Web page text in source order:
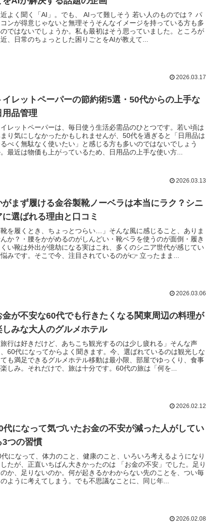
よく聞く「AI」。でも、 AIって難しそう 若い人のものでは？ パ
コンが得意じゃないと無理そうそんなイメージを持っている方も多
ではないでしょうか。私も最初はそう思っていました。ところが
、日常のちょっとした困りごとをAIが教えて...
2026.03.17
イレットペーパーの節約術5選・50代からの上手な
用品管理
イレットペーパーは、毎日使う生活必需品のひとつです。若い頃は
り気にしなかったかもしれませんが、50代を過ぎると「日用品は
べく無駄なく使いたい」と感じる方も多いのではないでしょう
最近は物価も上がっているため、日用品の上手な使い方...
2026.03.13
がまず履ける金谷製靴ノーベラは本当にラク？シニ
に選ばれる理由と口コミ
靴を履くとき、ちょっとつらい…」そんな風に感じること、ありま
か？・腰をかがめるのがしんどい・靴ベラを使うのが面倒・履き
い靴は外出が億劫になる実はこれ、多くのシニア世代が感じてい
みです。そこで今、注目されているのが👉 立ったまま...
2026.03.06
金が不安な60代でも行きたくなる関東周辺の料理が
しみな大人のグルメホテル
旅行は好きだけど、あちこち観光するのは少し疲れる」そんな声
60代になってからよく聞きます。今、選ばれているのは観光しな
ても満足できるグルメホテル移動は最小限、部屋でゆっくり、食事
しみ。それだけで、旅は十分です。60代の旅は「何を...
2026.02.12
代になって気づいたお金の不安が減った人がしてい
3つの習慣
代になって、体力のこと、健康のこと、いろいろ考えるようになり
したが、正直いちばん大きかったのは 「お金の不安」でした。足り
か、足りないのか。何が起きるかわからない先のことを、つい毎
のように考えてしまう。でも不思議なことに、同じ年...
2026.02.08